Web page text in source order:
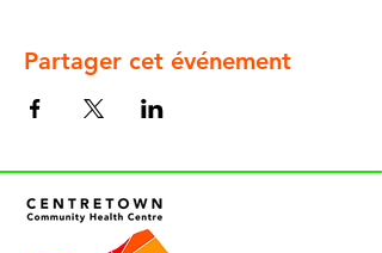
Partager cet événement